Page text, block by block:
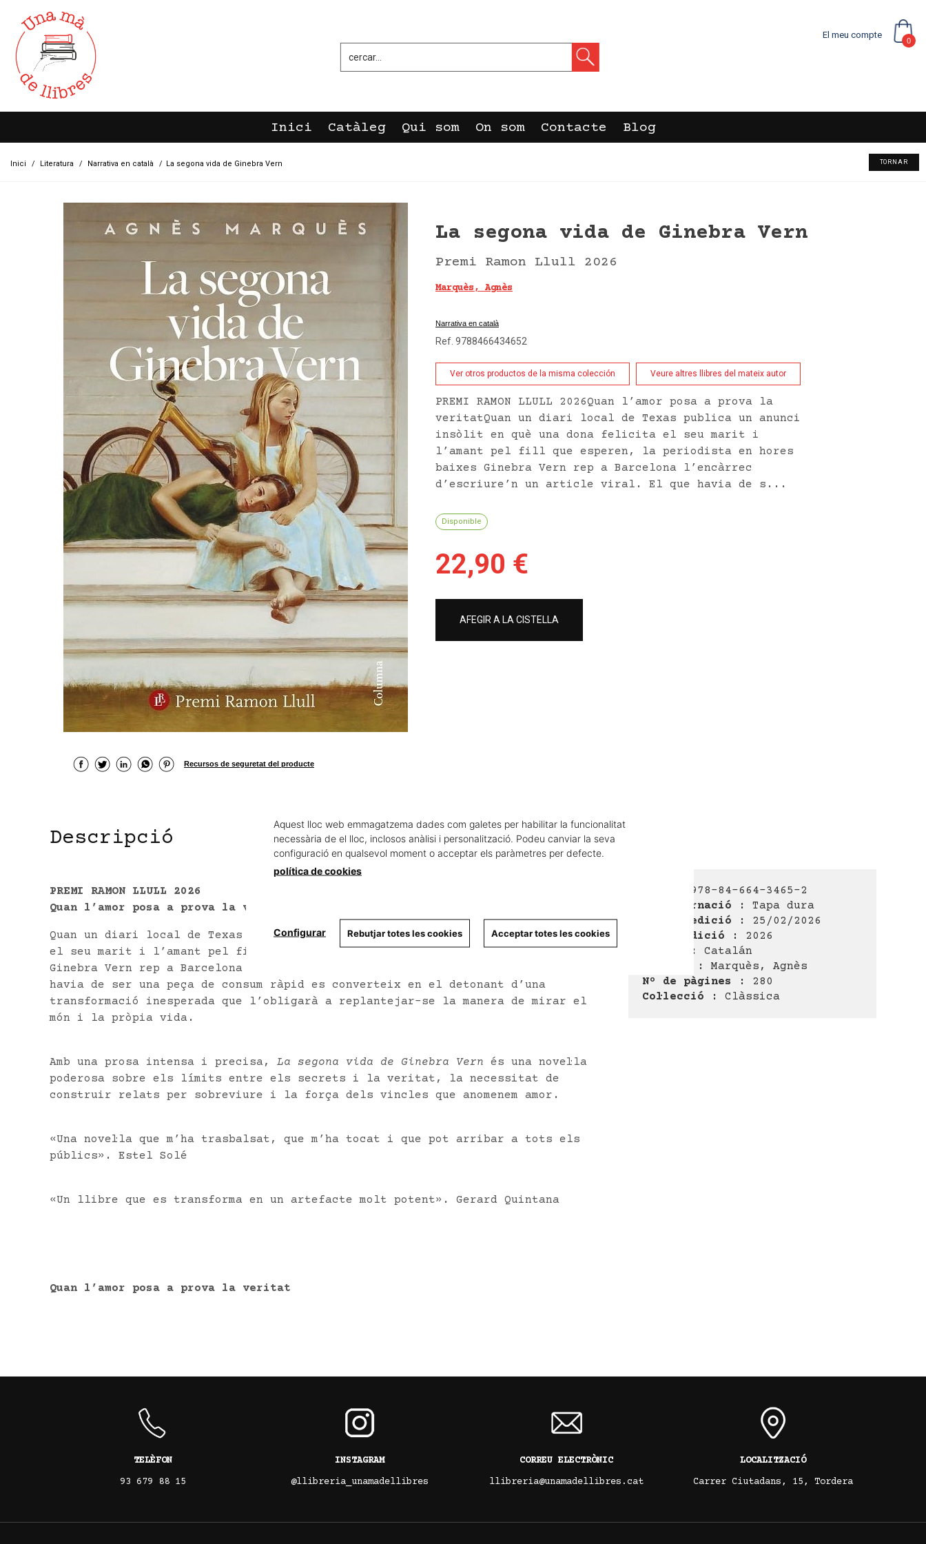
El meu compte
0
Inici Catàleg Qui som On som Contacte Blog
Inici / Literatura / Narrativa en català / La segona vida de Ginebra Vern TORNAR
La segona vida de Ginebra Vern
Premi Ramon Llull 2026
Marquès, Agnès
Narrativa en català
Ref. 9788466434652
Ver otros productos de la misma colección Veure altres llibres del mateix autor
PREMI RAMON LLULL 2026Quan l’amor posa a prova la
veritatQuan un diari local de Texas publica un anunci
insòlit en què una dona felicita el seu marit i
l’amant pel fill que esperen, la periodista en hores
baixes Ginebra Vern rep a Barcelona l’encàrrec
d’escriure’n un article viral. El que havia de s...
Disponible
22,90 €
AFEGIR A LA CISTELLA
Recursos de seguretat del producte
Descripció
978-84-664-3465-2
Encuadernació :
Tapa dura
Data d'edició :
25/02/2026
Any d'edició :
2026
Idioma :
Catalán
Autor@s :
Marquès, Agnès
Nº de pàgines :
280
Col·lecció :
Clàssica
PREMI RAMON LLULL 2026
Quan l’amor posa a prova la veritat
Quan un diari local de Texas publica un anunci insòlit en què una dona felicita
el seu marit i l’amant pel fill que esperen, la periodista en hores baixes
Ginebra Vern rep a Barcelona l’encàrrec d’escriure’n un article viral. El que
havia de ser una peça de consum ràpid es converteix en el detonant d’una
transformació inesperada que l’obligarà a replantejar-se la manera de mirar el
món i la pròpia vida.
Amb una prosa intensa i precisa, La segona vida de Ginebra Vern és una novel·la
poderosa sobre els límits entre els secrets i la veritat, la necessitat de
construir relats per sobreviure i la força dels vincles que anomenem amor.
«Una novel·la que m’ha trasbalsat, que m’ha tocat i que pot arribar a tots els
públics». Estel Solé
«Un llibre que es transforma en un artefacte molt potent». Gerard Quintana
Quan l’amor posa a prova la veritat
TELÈFON
93 679 88 15
INSTAGRAM
@llibreria_unamadellibres
CORREU ELECTRÒNIC
llibreria@unamadellibres.cat
LOCALITZACIÓ
Carrer Ciutadans, 15, Tordera
Aquest lloc web emmagatzema dades com galetes per habilitar la funcionalitat
necessària de el lloc, inclosos anàlisi i personalització. Podeu canviar la seva
configuració en qualsevol moment o acceptar els paràmetres per defecte.
política de cookies
Configurar Rebutjar totes les cookies Acceptar totes les cookies